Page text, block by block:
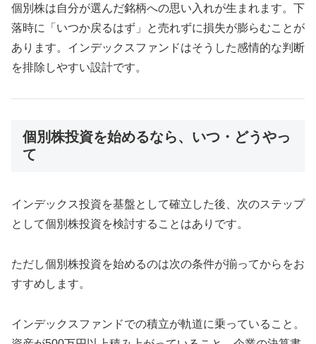
個別株は自分が選んだ銘柄への思い入れが生まれます。下
落時に「いつか戻るはず」と売れずに損失が膨らむことが
あります。インデックスファンドはそうした感情的な判断
を排除しやすい設計です。
個別株投資を始めるなら、いつ・どうやっ
て
インデックス投資を基盤として確立した後、次のステップ
として個別株投資を検討することはありです。
ただし個別株投資を始めるのは次の条件が揃ってからをお
すすめします。
インデックスファンドでの積立が軌道に乗っていること。